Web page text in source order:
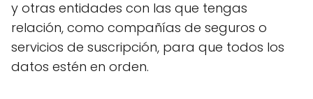
y otras entidades con las que tengas
relación, como compañías de seguros o
servicios de suscripción, para que todos los
datos estén en orden.